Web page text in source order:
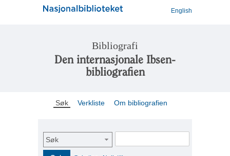
English
Bibliografi
Den internasjonale Ibsen-
bibliografien
Søk Verkliste Om bibliografien
Søk